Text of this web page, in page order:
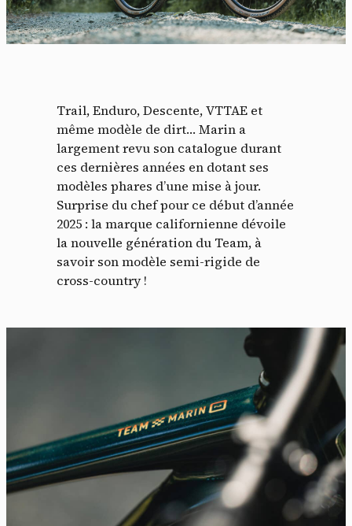
Trail, Enduro, Descente, VTTAE et
même modèle de dirt… Marin a
largement revu son catalogue durant
ces dernières années en dotant ses
modèles phares d’une mise à jour.
Surprise du chef pour ce début d’année
2025 : la marque californienne dévoile
la nouvelle génération du Team, à
savoir son modèle semi-rigide de
cross-country !